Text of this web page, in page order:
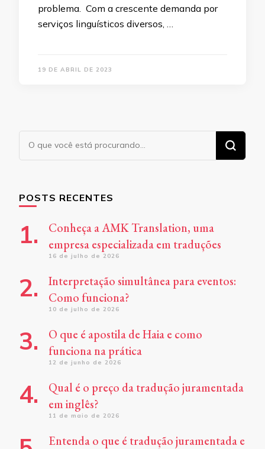
problema. Com a crescente demanda por
serviços linguísticos diversos, …
19 DE ABRIL DE 2023
Procurando
POSTS RECENTES
Conheça a AMK Translation, uma
empresa especializada em traduções
16 de julho de 2026
Interpretação simultânea para eventos:
Como funciona?
10 de julho de 2026
O que é apostila de Haia e como
funciona na prática
12 de junho de 2026
Qual é o preço da tradução juramentada
em inglês?
11 de maio de 2026
Entenda o que é tradução juramentada e